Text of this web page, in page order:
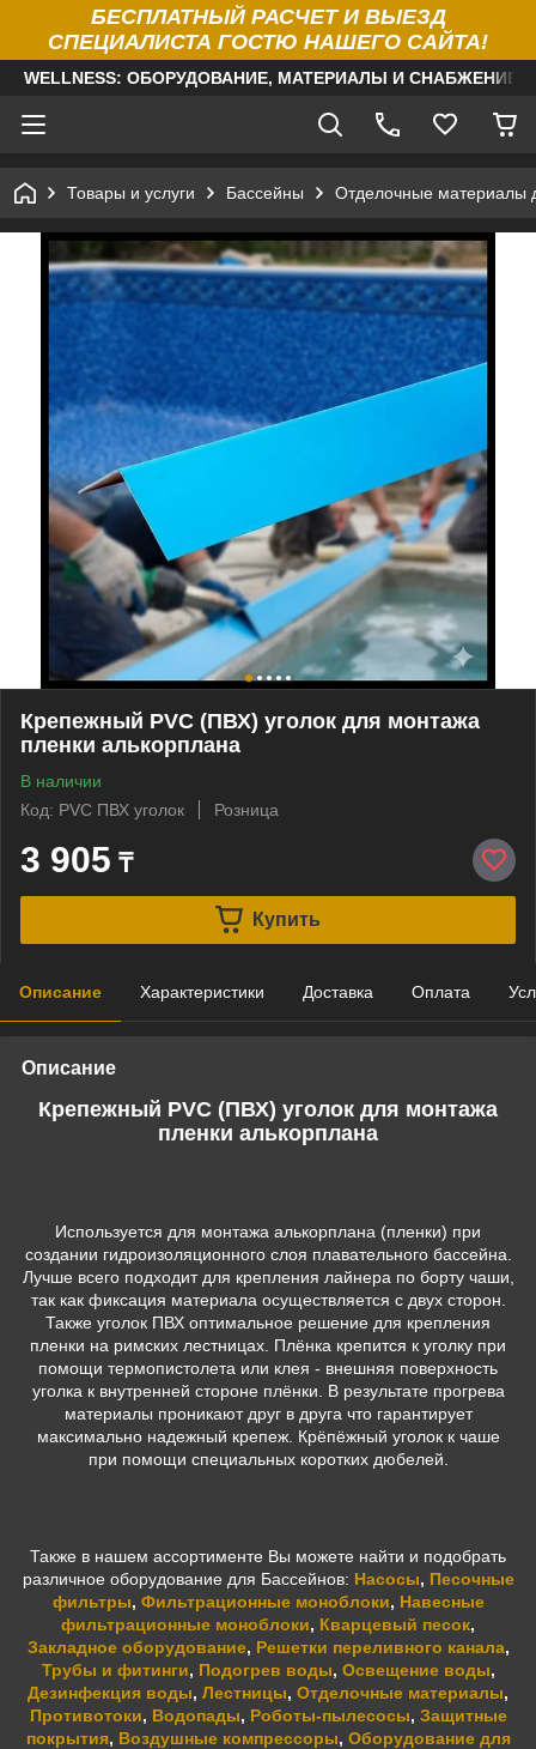
БЕСПЛАТНЫЙ РАСЧЕТ И ВЫЕЗД
СПЕЦИАЛИСТА ГОСТЮ НАШЕГО САЙТА!
WELLNESS: ОБОРУДОВАНИЕ, МАТЕРИАЛЫ И
Товары и услуги Бассейны Отделочные материалы
Крепежный PVC (ПВХ) уголок для монтажа
пленки алькорплана
В наличии
Код: PVC ПВХ уголок
Розница
3 905 ₸
Купить
Описание Характеристики Доставка Оплата
Описание
Крепежный PVC (ПВХ) уголок для монтажа
пленки алькорплана
Используется для монтажа алькорплана (пленки) при
создании гидроизоляционного слоя плавательного бассейна.
Лучше всего подходит для крепления лайнера по борту чаши,
так как фиксация материала осуществляется с двух сторон.
Также уголок ПВХ оптимальное решение для крепления
пленки на римских лестницах. Плёнка крепится к уголку при
помощи термопистолета или клея - внешняя поверхность
уголка к внутренней стороне плёнки. В результате прогрева
материалы проникают друг в друга что гарантирует
максимально надежный крепеж. Крёпёжный уголок к чаше
при помощи специальных коротких дюбелей.
Также в нашем ассортименте Вы можете найти и подобрать
различное оборудование для Бассейнов: Насосы, Песочные
фильтры, Фильтрационные моноблоки, Навесные
фильтрационные моноблоки, Кварцевый песок,
Закладное оборудование, Решетки переливного канала,
Трубы и фитинги, Подогрев воды, Освещение воды,
Дезинфекция воды, Лестницы, Отделочные материалы,
Противотоки, Водопады, Роботы-пылесосы, Защитные
покрытия, Воздушные компрессоры, Оборудование для